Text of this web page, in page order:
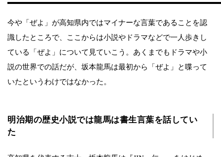
今や「ぜよ」が高知県内ではマイナーな言葉であることを認
識したところで、ここからは小説やドラマなどで一人歩きし
ている「ぜよ」について見ていこう。あくまでもドラマや小
説の世界での話だが、坂本龍馬は最初から「ぜよ」と喋って
いたというわけではなかった。
明治期の歴史小説では龍馬は書生言葉を話してい
た